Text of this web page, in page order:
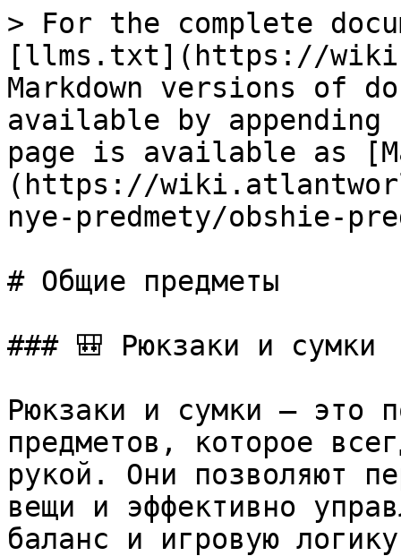
> For the complete
[llms.txt](https://
Markdown versions of
available by
page is available as
(https://
nye-predmety/obshie-
# Общие предметы
### 🎒 Рюкзаки и сумки
Рюкзаки и сумки — это
предметов, которое
рукой. Они позволяют
вещи и эффективно
баланс и игровую